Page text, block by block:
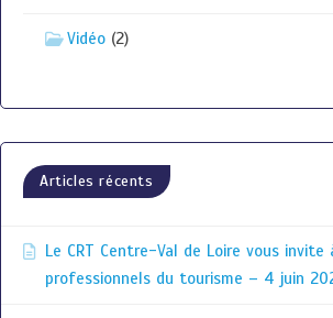
Vidéo (2)
Articles récents
Le CRT Centre-Val de Loire vous
professionnels du tourisme – 4 juin